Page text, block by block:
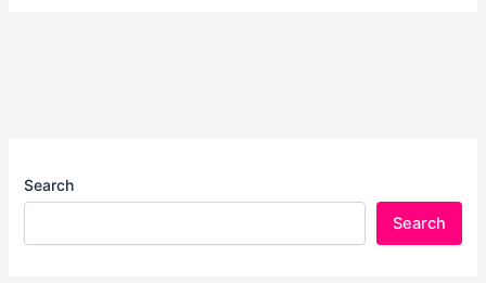
Search
Search